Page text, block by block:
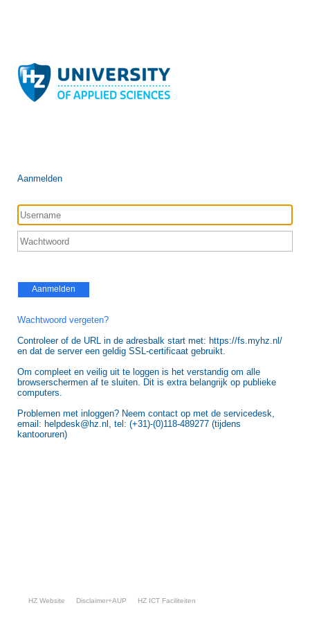
Aanmelden
Aanmelden
Wachtwoord vergeten?
Controleer of de URL in de adresbalk start met: https://fs.myhz.nl/
en dat de server een geldig SSL-certificaat gebruikt.
Om compleet en veilig uit te loggen is het verstandig om alle
browserschermen af te sluiten. Dit is extra belangrijk op publieke
computers.
Problemen met inloggen? Neem contact op met de servicedesk,
email: helpdesk@hz.nl, tel: (+31)-(0)118-489277 (tijdens
kantooruren)
HZ Website Disclaimer+AUP HZ ICT Faciliteiten